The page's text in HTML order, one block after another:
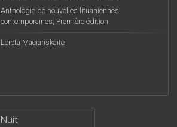
Anthologie de nouvelles lituaniennes
contemporaines, Première édition
Loreta Macianskaite
Nuit